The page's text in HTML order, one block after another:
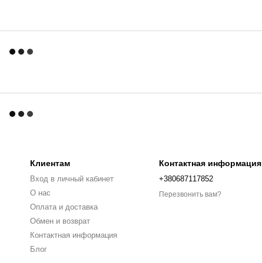
Клиентам
Вход в личный кабинет
О нас
Оплата и доставка
Обмен и возврат
Контактная информация
Блог
Контактная информация
+380687117852
Перезвонить вам?